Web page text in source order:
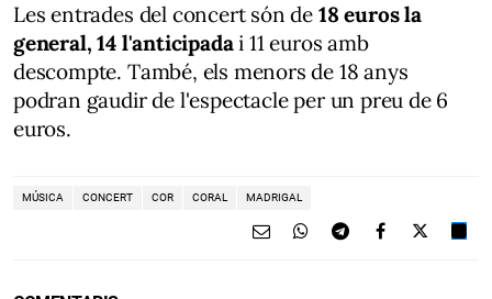
Les entrades del concert són de 18 euros la
general, 14 l'anticipadai 11 euros amb
descompte. També, els menors de 18 anys
podran gaudir de l'espectacle per un preu de 6
euros.
MÚSICA CONCERT COR CORAL MADRIGAL